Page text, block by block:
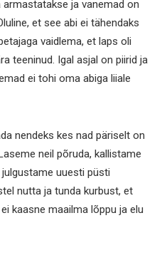
ja vanemad on
et see abi ei tähendaks
vaidlema, et laps oli
teeninud. Igal asjal on piirid ja
ei tohi oma abiga liiale
nendeks kes nad päriselt on
neil põruda, kallistame
uuesti püsti
nutta ja tunda kurbust, et
kaasne maailma lõppu ja elu